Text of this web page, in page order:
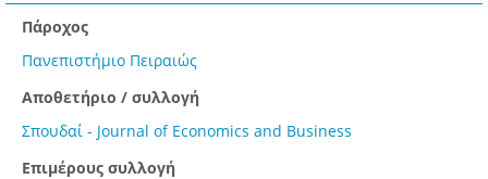
Πάροχος
Πανεπιστήμιο Πειραιώς
Αποθετήριο / συλλογή
Σπουδαί - Journal of Economics and Business
Επιμέρους συλλογή